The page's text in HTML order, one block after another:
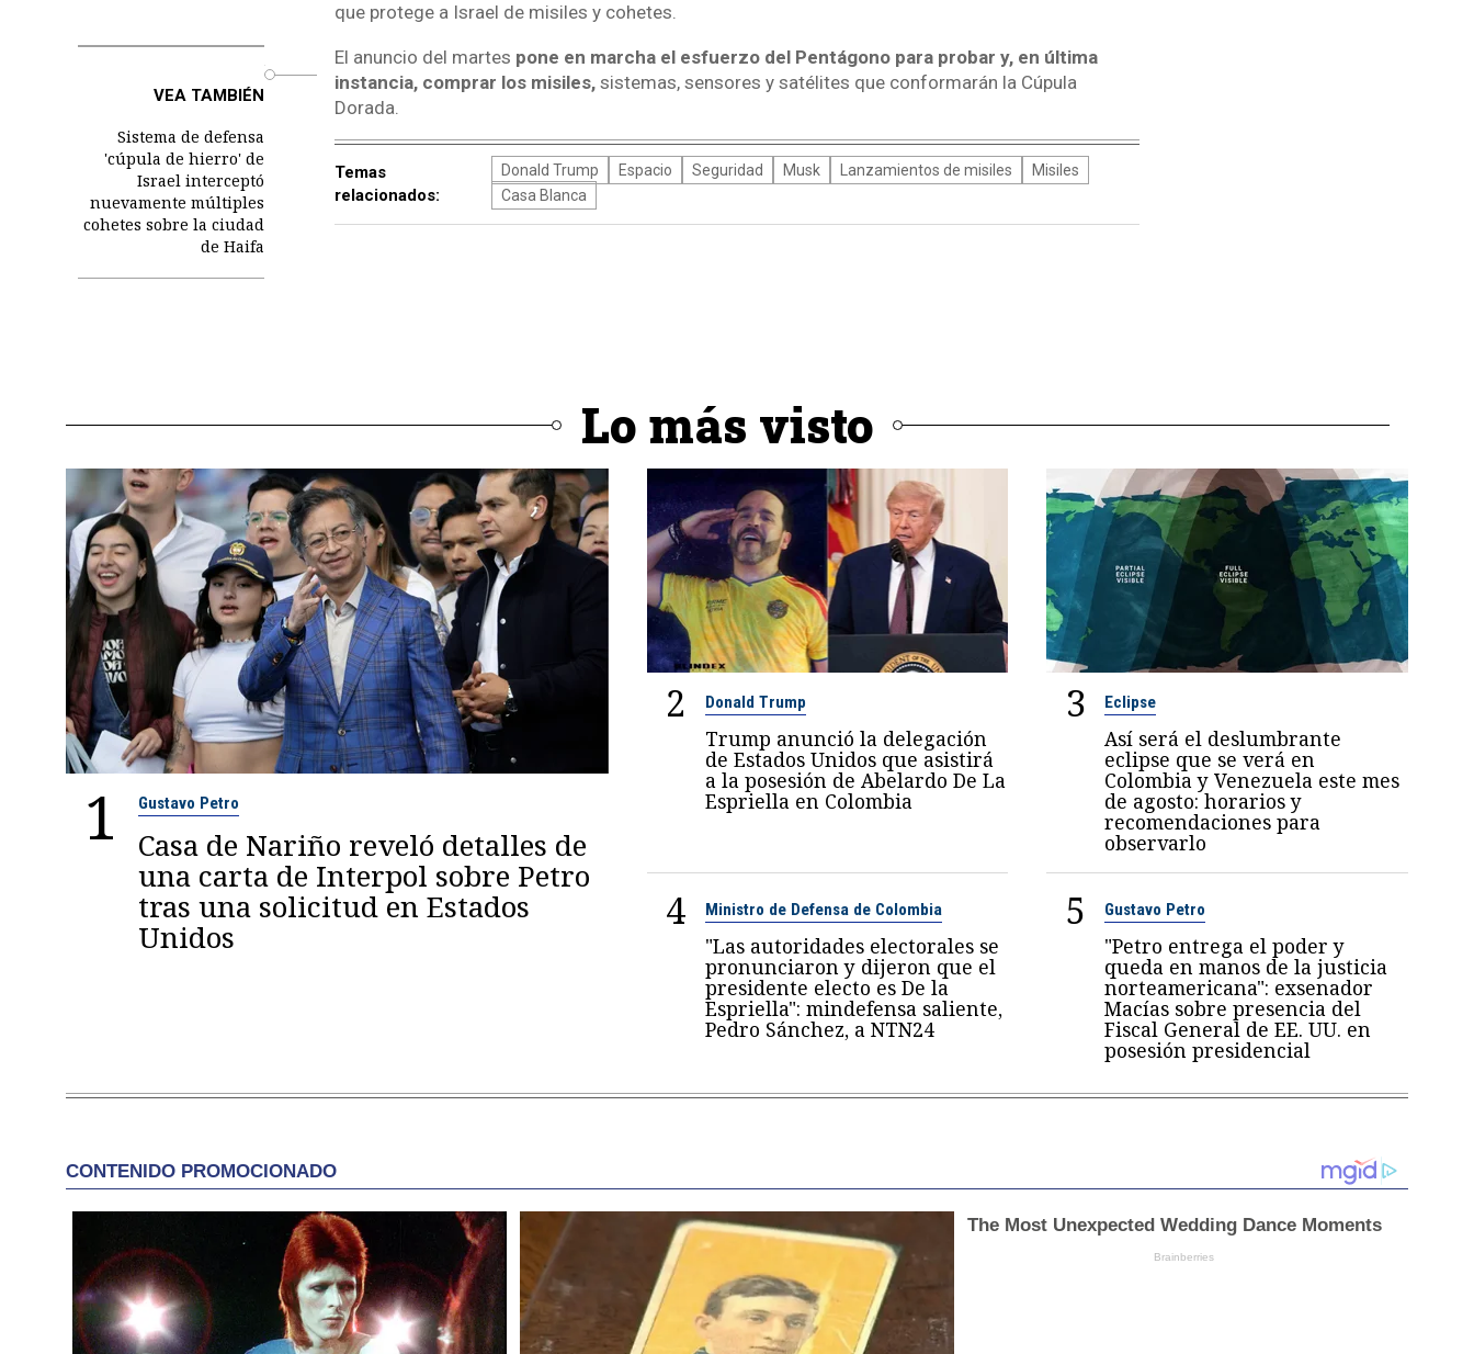
que protege a Israel de misiles y cohetes.
VEA TAMBIÉN
Sistema de defensa
'cúpula de hierro' de
Israel interceptó
nuevamente múltiples
cohetes sobre la ciudad
de Haifa
El anuncio del martes pone en marcha el esfuerzo del Pentágono para probar y, en última
instancia, comprar los misiles,sistemas, sensores y satélites que conformarán la Cúpula
Dorada.
Temas
relacionados:
Donald Trump Espacio Seguridad Musk Lanzamientos de misiles
Misiles
Casa Blanca
Lo más visto
1 Gustavo Petro
Casa de Nariño reveló detalles de
una carta de Interpol sobre Petro
tras una solicitud en Estados
Unidos
2 Donald Trump
Trump anunció la delegación
de Estados Unidos que asistirá
a la posesión de Abelardo De La
Espriella en Colombia
3 Eclipse
Así será el deslumbrante
eclipse que se verá en
Colombia y Venezuela este mes
de agosto: horarios y
recomendaciones para
observarlo
4 Ministro de Defensa de Colombia
"Las autoridades electorales se
pronunciaron y dijeron que el
presidente electo es De la
Espriella": mindefensa saliente,
Pedro Sánchez, a NTN24
5 Gustavo Petro
"Petro entrega el poder y
queda en manos de la justicia
norteamericana": exsenador
Macías sobre presencia del
Fiscal General de EE. UU. en
posesión presidencial